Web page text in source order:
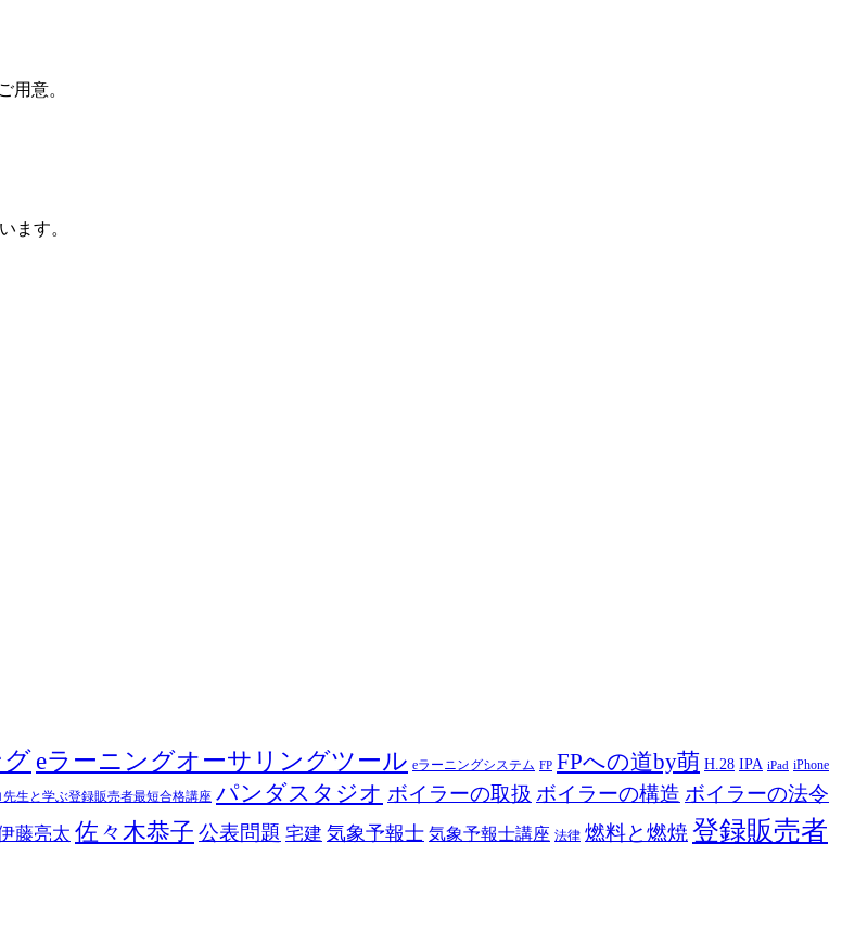
用意。
ます。
グ eラーニングオーサリングツール eラーニングシステム FP FPへの道by萌 H.28 IPA iPad iPhone
先生と学ぶ登録販売者最短合格講座 パンダスタジオ ボイラーの取扱 ボイラーの構造 ボイラーの法令
藤亮太 佐々木恭子 公表問題 宅建 気象予報士 気象予報士講座 法律 燃料と燃焼 登録販売者